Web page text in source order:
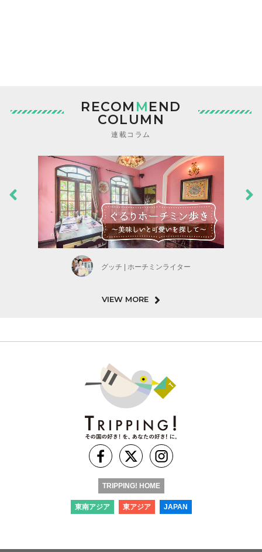
RECOM MEND
COLUMN
連載コラム
グッチ | ホーチミンライター
VIEW MORE
TRIPPING! HOME
東南アジア 東アジア JAPAN